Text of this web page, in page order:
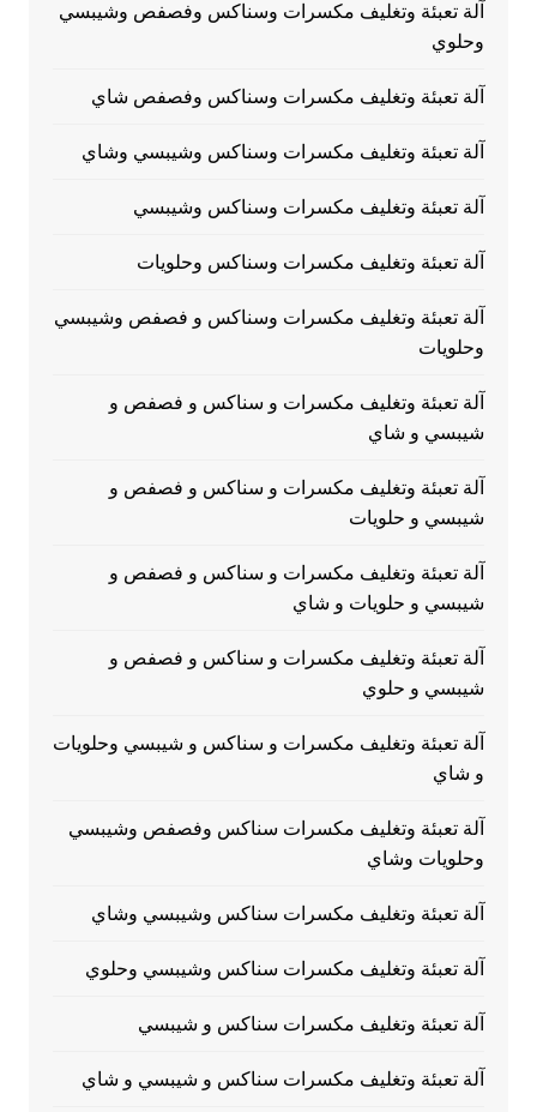
آلة تعبئة وتغليف مكسرات وسناكس وفصفص وشيبسي
وحلوي
آلة تعبئة وتغليف مكسرات وسناكس وفصفص شاي
آلة تعبئة وتغليف مكسرات وسناكس وشيبسي وشاي
آلة تعبئة وتغليف مكسرات وسناكس وشيبسي
آلة تعبئة وتغليف مكسرات وسناكس وحلويات
آلة تعبئة وتغليف مكسرات وسناكس و فصفص وشيبسي
وحلويات
آلة تعبئة وتغليف مكسرات و سناكس و فصفص و
شيبسي و شاي
آلة تعبئة وتغليف مكسرات و سناكس و فصفص و
شيبسي و حلويات
آلة تعبئة وتغليف مكسرات و سناكس و فصفص و
شيبسي و حلويات و شاي
آلة تعبئة وتغليف مكسرات و سناكس و فصفص و
شيبسي و حلوي
آلة تعبئة وتغليف مكسرات و سناكس و شيبسي وحلويات
و شاي
آلة تعبئة وتغليف مكسرات سناكس وفصفص وشيبسي
وحلويات وشاي
آلة تعبئة وتغليف مكسرات سناكس وشيبسي وشاي
آلة تعبئة وتغليف مكسرات سناكس وشيبسي وحلوي
آلة تعبئة وتغليف مكسرات سناكس و شيبسي
آلة تعبئة وتغليف مكسرات سناكس و شيبسي و شاي